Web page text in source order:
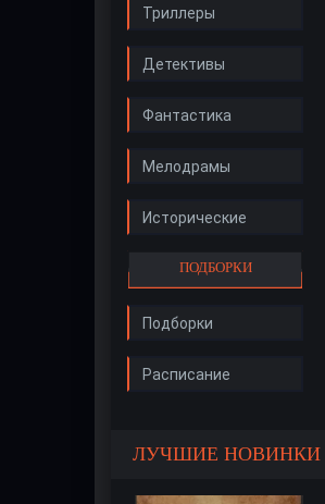
Триллеры
Детективы
Фантастика
Мелодрамы
Исторические
ПОДБОРКИ
Подборки
Расписание
ЛУЧШИЕ НОВИНКИ